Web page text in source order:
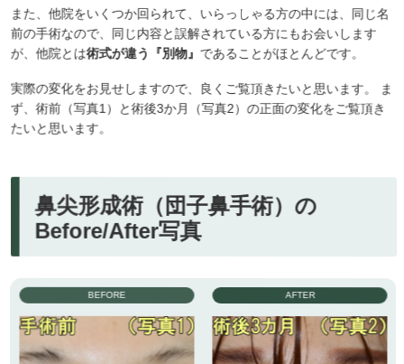
また、他院をいくつか回られて、いらっしゃる方の中には、同じ名
前の手術なので、同じ内容と誤解されている方にもお会いします
が、他院とは術式が違う『別物』 であることがほとんどです。
実際の変化をお見せしますので、良くご覧頂きたいと思います。 ま
ず、術前（写真1）と術後3か月（写真2）の正面の変化をご覧頂き
たいと思います。
鼻尖形成術（団子鼻手術）の
Before/After写真
BEFORE AFTER